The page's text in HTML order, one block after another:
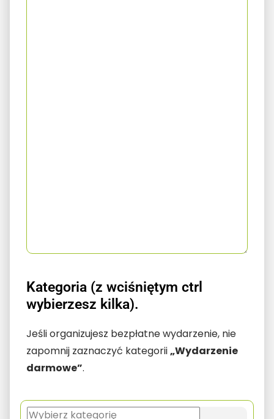
Kategoria (z wciśniętym ctrl
wybierzesz kilka).
Jeśli organizujesz bezpłatne wydarzenie, nie
zapomnij zaznaczyć kategorii„Wydarzenie
darmowe”.